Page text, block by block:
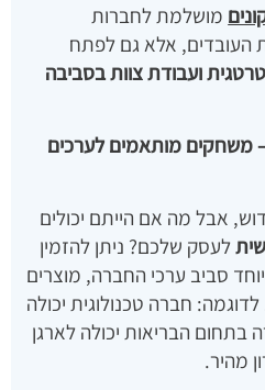
מושלמת לחברות
העובדים, אלא גם לפתח
ועבודת צוות בסביבה
– משחקים מותאמים לערכים
אבל מה אם הייתם יכולים
לעסק שלכם? ניתן להזמין
סביב ערכי החברה, מוצרים
חברה טכנולוגית יכולה
בתחום הבריאות יכולה לארגן
מהיר.